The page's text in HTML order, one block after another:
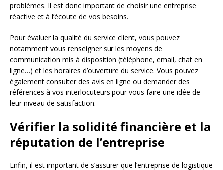
problèmes. Il est donc important de choisir une entreprise
réactive et à l’écoute de vos besoins.
Pour évaluer la qualité du service client, vous pouvez
notamment vous renseigner sur les moyens de
communication mis à disposition (téléphone, email, chat en
ligne…) et les horaires d’ouverture du service. Vous pouvez
également consulter des avis en ligne ou demander des
références à vos interlocuteurs pour vous faire une idée de
leur niveau de satisfaction.
Vérifier la solidité financière et la
réputation de l’entreprise
Enfin, il est important de s’assurer que l’entreprise de logistique